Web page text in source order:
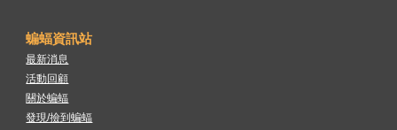
蝙蝠資訊站
最新消息
活動回顧
關於蝙蝠
發現/撿到蝙蝠